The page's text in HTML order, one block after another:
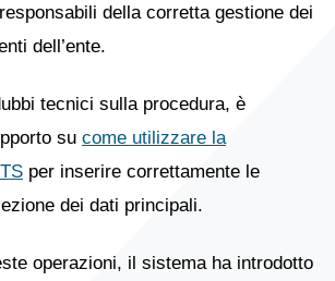
della corretta gestione dei
dell’ente.
tecnici sulla procedura, è
su come utilizzare la
per inserire correttamente le
dei dati principali.
operazioni, il sistema ha introdotto